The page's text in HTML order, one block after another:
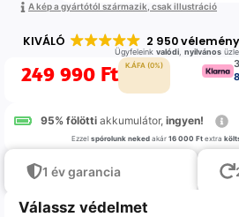
A kép a gyártótól származik, csak illustráció
KIVÁLÓ 2 950 vélemény
Ügyfeleink valódi, nyilvános
249 990 Ft K.ÁFA (0%)
95% fölötti akkumulátor, ingyen!
Ezzel spórolunk nekedakár 16 000 Ftextra
1 év garancia
Válassz védelmet